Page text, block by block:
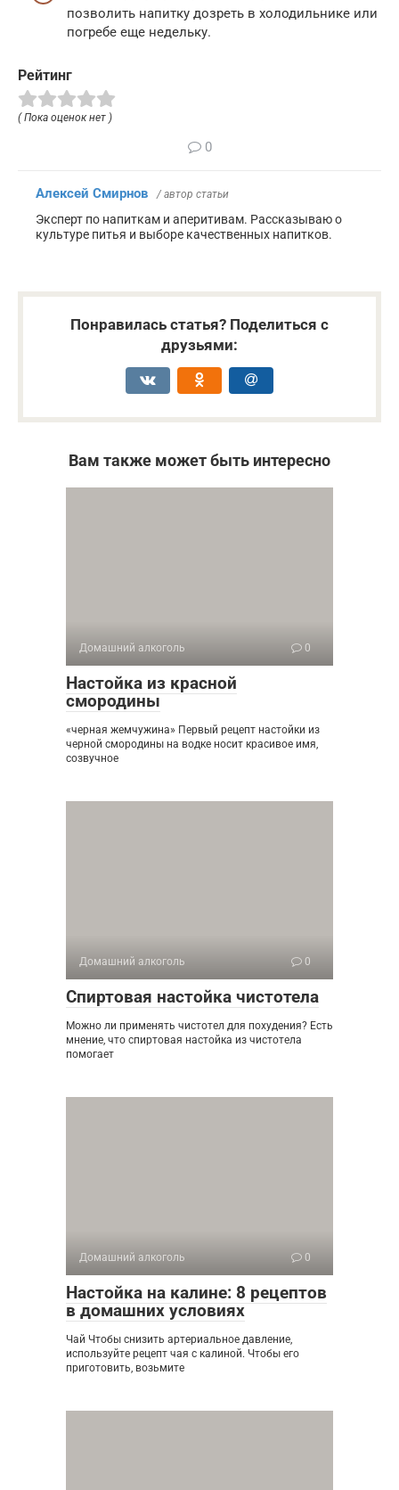
позволить напитку дозреть в холодильнике или
погребе еще недельку.
Рейтинг
( Пока оценок нет )
0
Алексей Смирнов / автор статьи
Эксперт по напиткам и аперитивам. Рассказываю о
культуре питья и выборе качественных напитков.
Понравилась статья? Поделиться с
друзьями:
Вам также может быть интересно
Домашний алкоголь 0
Настойка из красной
смородины
«черная жемчужина» Первый рецепт настойки из
черной смородины на водке носит красивое имя,
созвучное
Домашний алкоголь 0
Спиртовая настойка чистотела
Можно ли применять чистотел для похудения? Есть
мнение, что спиртовая настойка из чистотела
помогает
Домашний алкоголь 0
Настойка на калине: 8 рецептов
в домашних условиях
Чай Чтобы снизить артериальное давление,
используйте рецепт чая с калиной. Чтобы его
приготовить, возьмите